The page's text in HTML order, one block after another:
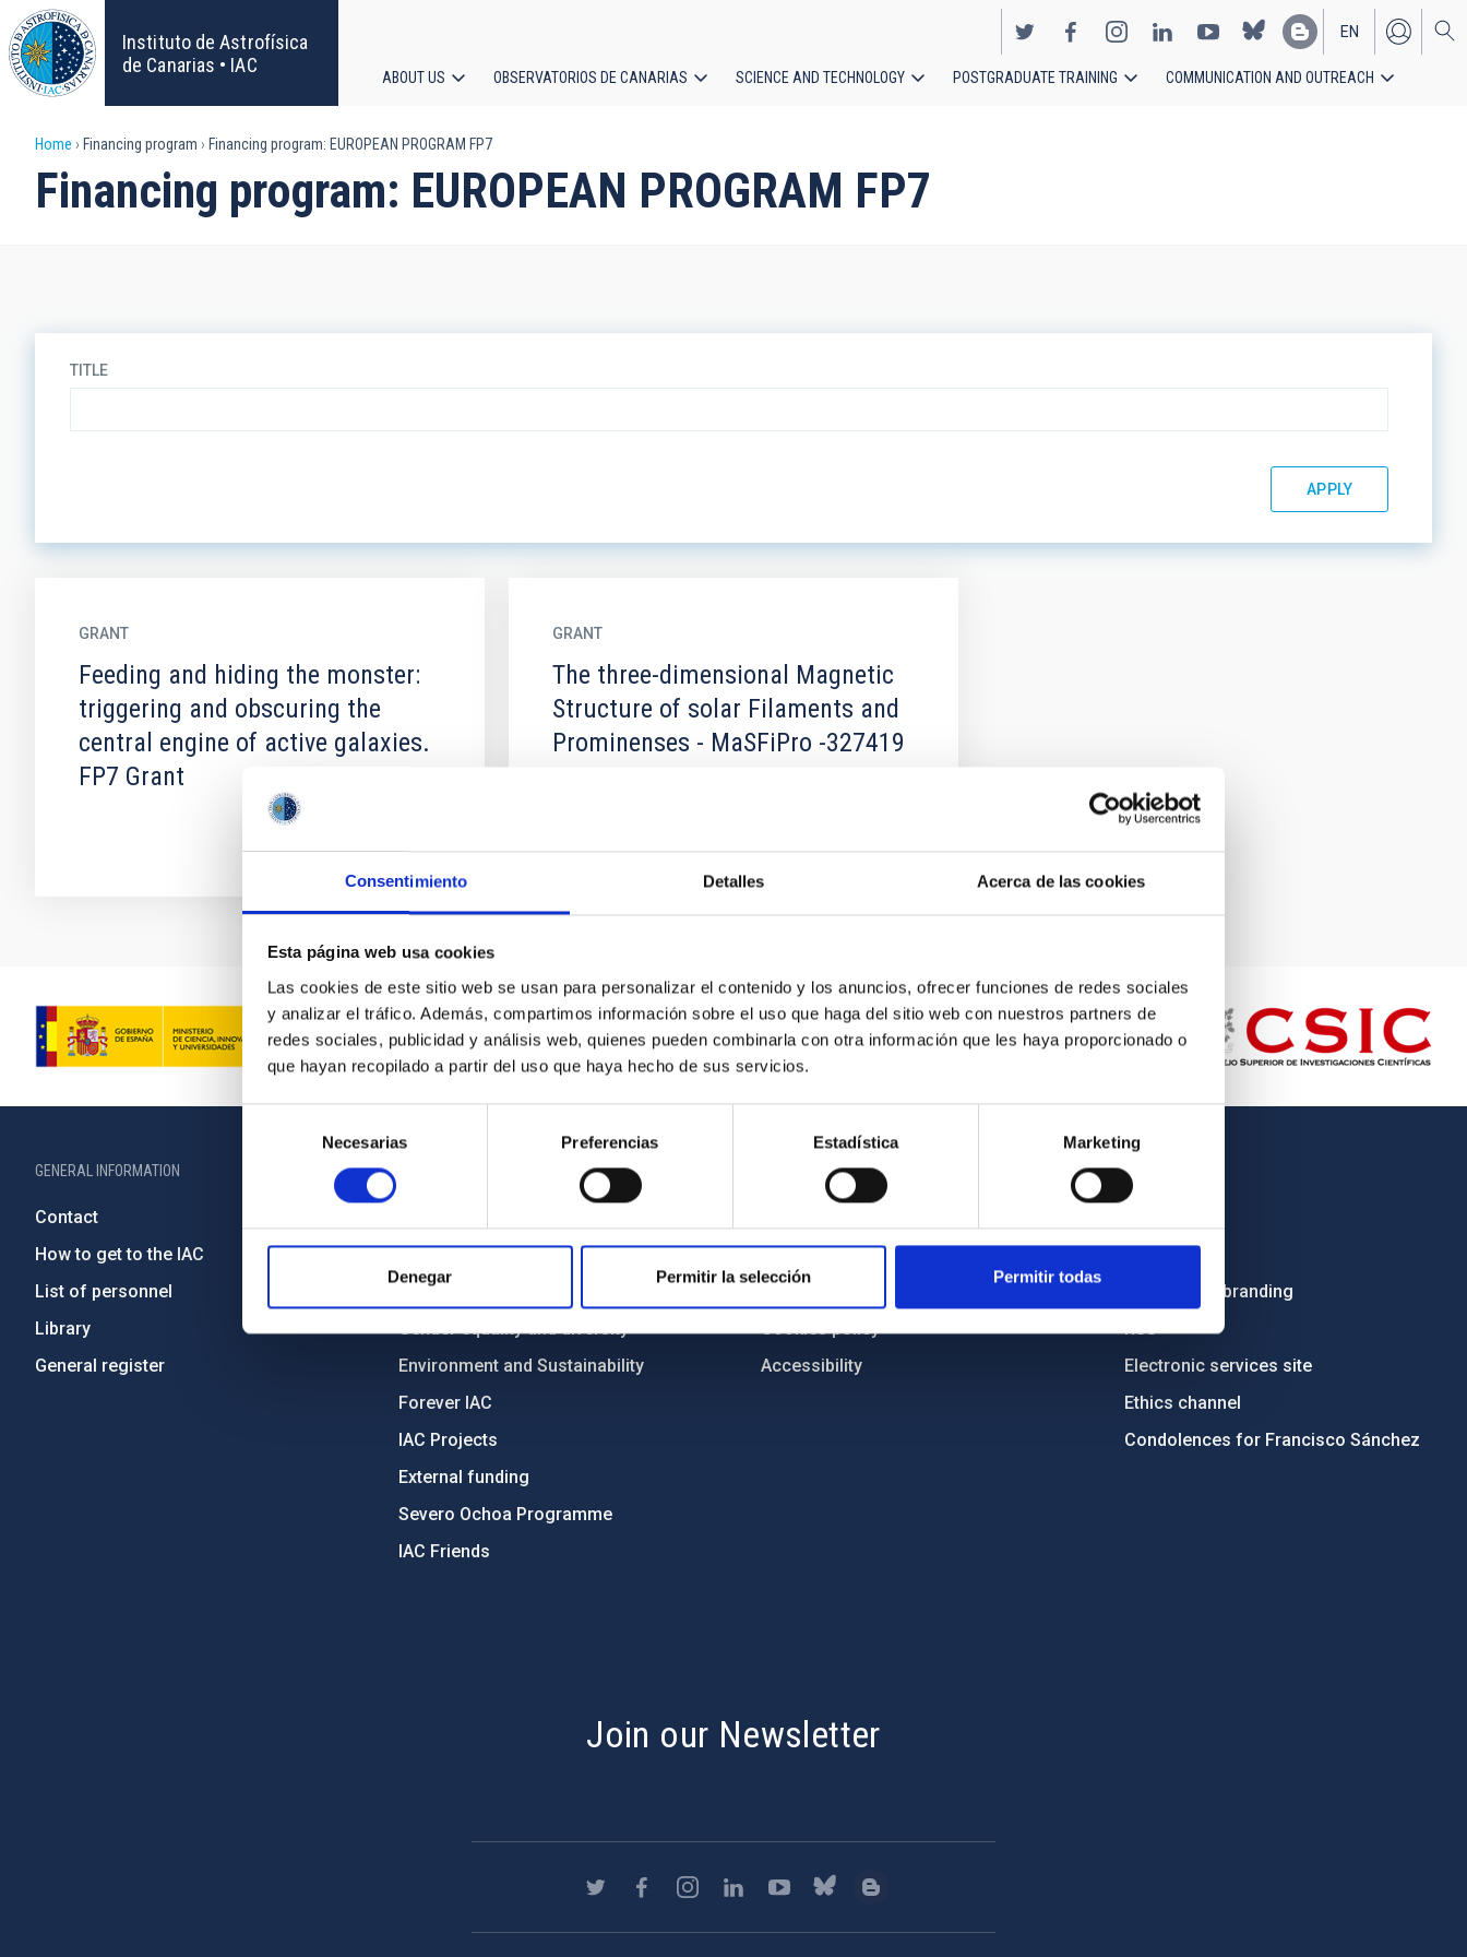
Consentimiento Detalles Acerca de las cookies
Esta página web usa cookies
Las cookies de este sitio web se usan para personalizar el contenido y los anuncios, ofrecer funciones de redes sociales
y analizar el tráfico. Además, compartimos información sobre el uso que haga del sitio web con nuestros partners de
redes sociales, publicidad y análisis web, quienes pueden combinarla con otra información que les haya proporcionado o
que hayan recopilado a partir del uso que haya hecho de sus servicios.
consentimiento
Necesarias Preferencias Estadística Marketing
Denegar Permitir la selección Permitir todas
Skip
to
main
content
Instituto de Astrofísica
de Canarias • IAC
EN
ES
navigation
ABOUT US OBSERVATORIOS DE CANARIAS SCIENCE AND TECHNOLOGY POSTGRADUATE TRAINING COMMUNICATION AND OUTREACH
Breadcrumb
Home Financing program Financing program: EUROPEAN PROGRAM FP7
Financing program: EUROPEAN PROGRAM FP7
TITLE
GRANT
Feeding and hiding the monster:
triggering and obscuring the
central engine of active galaxies.
FP7 Grant
GRANT
The three-dimensional Magnetic
Structure of solar Filaments and
Prominenses - MaSFiPro -327419
GENERAL INFORMATION
Contact
How to get to the IAC
List of personnel
Library
General register
Transparency
Code of ethics and anti-fraud policy
Gender equality and diversity
Environment and Sustainability
Forever IAC
IAC Projects
External funding
Severo Ochoa Programme
IAC Friends
IAC PORTAL
Privacy policy
Cookies policy
Accessibility
OTHER LINKS
Institutional branding
RSS
Electronic services site
Ethics channel
Condolences for Francisco Sánchez
Join our Newsletter